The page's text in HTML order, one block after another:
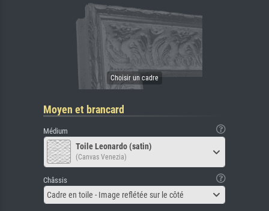
Moyen et brancard
Médium
Toile Leonardo (satin)
(Canvas Venezia)
Châssis
Cadre en toile - Image reflétée sur le côté